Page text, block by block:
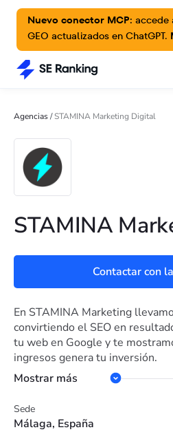
Nuevo conector MCP: accede
GEO actualizados en ChatGPT.
Agencias/STAMINA Marketing Digital
STAMINA
Contactar con
En STAMINA Marketing
convirtiendo el SEO en
tu web en Google y te
ingresos genera tu inversión.
Mostrar más
Sede
Málaga, España